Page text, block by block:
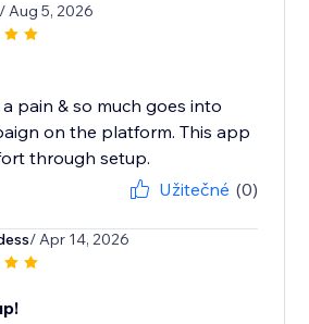
/ Aug 5, 2026
pain & so much goes into
on the platform. This app
through setup.
Užitečné (0)
/ Apr 14, 2026